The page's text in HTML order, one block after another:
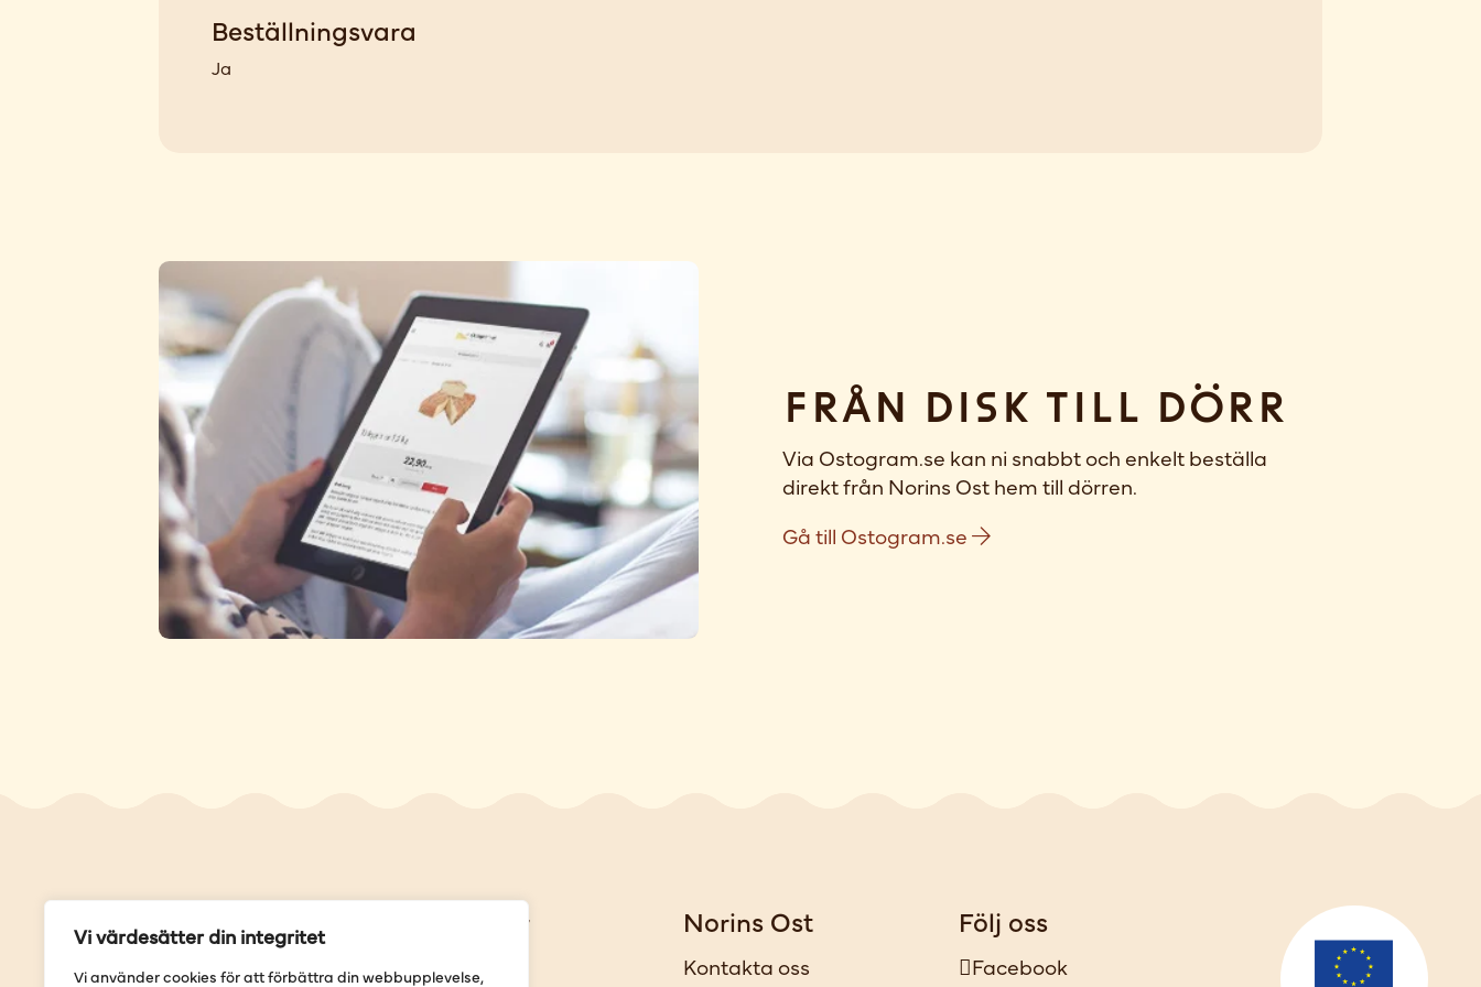
Vi värdesätter din integritet
Vi använder cookies för att förbättra din webbupplevelse,
Beställningsvara
Ja
Från disk till dörr
Via Ostogram.se kan ni snabbt och enkelt beställa
direkt från Norins Ost hem till dörren.
Gå till Ostogram.se
Genvägar
Våra butiker
Norins Ost
Kontakta oss
Följ oss
Facebook